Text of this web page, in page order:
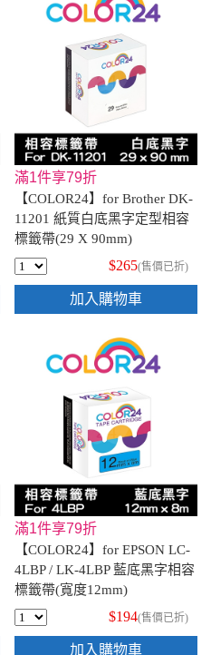
滿1件享79折
【COLOR24】for Brother DK-
11201 紙質白底黑字定型相容
標籤帶(29 X 90mm)
$265(售價已折)
加入購物車
滿1件享79折
【COLOR24】for EPSON LC-
4LBP / LK-4LBP 藍底黑字相容
標籤帶(寬度12mm)
$194(售價已折)
加入購物車